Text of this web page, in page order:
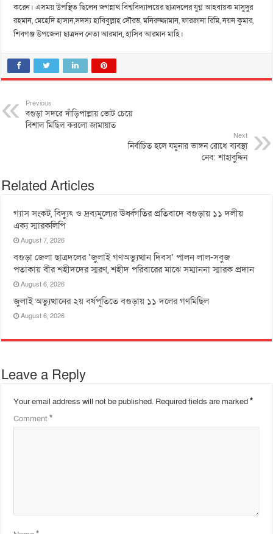
করেন। এসময় উপস্থিত ছিলেন জগন্নাথ বিশ্ববিদ্যালয়ের ছাত্রদলের যুগ্ন আহবায়ক মাসুদুর
রহমান, মেহেদি হাসান,সদস্য হাবিবুল্লাহ সৌরভ, মনিরুজ্জামান, ফারজানা রিমি, নয়ন কুমার,
শিবগঞ্জ উপজেলা ছাত্রদল নেতা আরমান, হাসিব আরমান মাহি।
Previous
বগুড়া সদরে দাঁড়িপাল্লায় ভোট চেয়ে
বিশাল মিছিল করলো জামায়াত
Next
নির্বাচিত হলে যমুনার ভাঙ্গন রোধে ব্যবস্থা
নেব: শাহাবুদ্দিন
Related Articles
গ্যাস সংকট, বিদ্যুৎ ও দ্রব্যমূল্যের ঊর্ধ্বগতির প্রতিবাদে বগুড়ায় ১১ দলীয়
এক্য স্মারকলিপি
August 7, 2026
বগুড়া জেলা ছাত্রদলের ‘জুলাই গণঅভ্যুত্থান দিবস’ পালন লাল-সবুজ
পতাকায় বীর শহীদদের স্মরণ, শহীদ পরিবারের মাঝে সম্মাননা স্মারক প্রদান
August 6, 2026
জুলাই অভ্যুত্থানের ২য় বর্ষপূতিতে বগুড়ায় ১১ দলের গণমিছিল
August 6, 2026
Leave a Reply
Your email address will not be published. Required fields are marked*
Comment*